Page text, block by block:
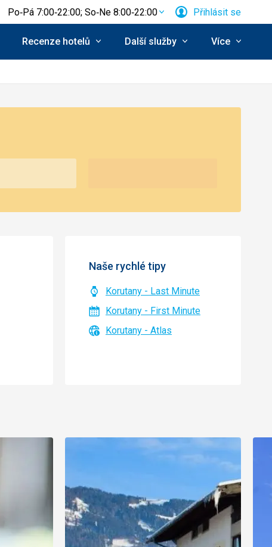
Po‑Pá 7:00‑22:00; So‑Ne 8:00‑22:00 Přihlásit se
Recenze hotelů Další služby Více
Naše rychlé tipy
Korutany - Last Minute
Korutany - First Minute
Korutany - Atlas